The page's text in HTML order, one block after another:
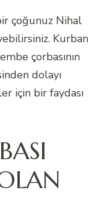
çoğunuz Nihal
Kurban
çorbasının
dolayı
için bir faydası